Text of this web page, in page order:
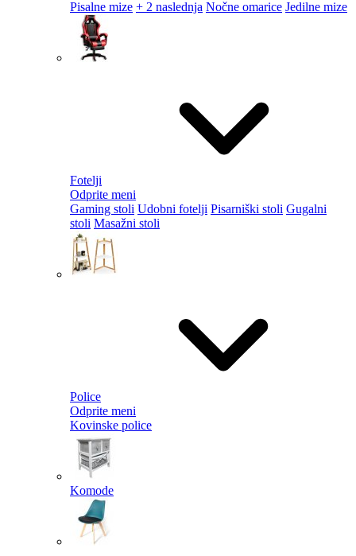
Pisalne mize + 2 naslednja Nočne omarice Jedilne mize
Fotelji
Odprite meni
Gaming stoli Udobni fotelji Pisarniški stoli Gugalni
stoli Masažni stoli
Police
Odprite meni
Kovinske police
Komode